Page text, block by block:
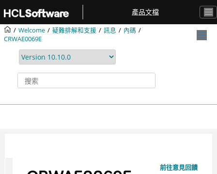
產品文檔
Welcome 疑難排解和支援 訊息
內碼
CRWAE0069E
前往意見回饋